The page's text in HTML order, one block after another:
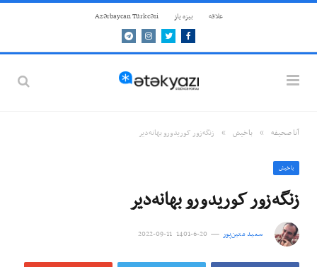
علاقه بيزه ياز Azərbaycan Türkcəsi
Facebook
Twitter
Instagram
Telegram
آنا صحيفه » باخيش » زنگه‌زور کوریدورو بهانه‌دیر
باخيش
زنگه‌زور کوریدورو بهانه‌دیر
سعید متین‌پور 20-6-1401 11-09-2022